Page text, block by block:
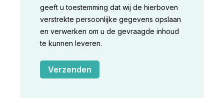
geeft u toestemming dat wij de hierboven
verstrekte persoonlijke gegevens opslaan
en verwerken om u de gevraagde inhoud
te kunnen leveren.